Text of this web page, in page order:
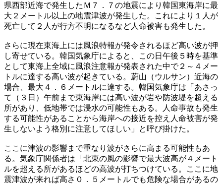
県西部近海で発生したＭ７．７の地震により韓国東海岸に最
大２メートル以上の地震津波が発生した。これにより１人が
死亡して２人が行方不明になるなど人命被害も発生した。
さらに現在東海上には風浪特報が発令されるほど高い波が押
し寄せている。韓国気象庁によると、この日午後５時を基準
として東海上全域に風浪注意報が発表された中で２～４メー
トルに達する高い波が起きている。蔚山（ウルサン）近海の
場合、最大４．６メートルに達する。韓国気象庁は「あさっ
て（３日）午前まで東海岸には高い波が岩や防波堤を超える
所があり、低地帯では浸水の可能性もある。人命事故も発生
する可能性があることから海岸への接近を控え人命被害が発
生しないよう格別に注意してほしい」と呼び掛けた。
ここに津波の影響まで重なり波がさらに高まる可能性もあ
る。気象庁関係者は「北東の風の影響で最大波高が４メート
ルを超える所があるほどの高波が打ちつけている。ここに地
震津波が来れば高さ０．５メートルでも危険な場合があるの